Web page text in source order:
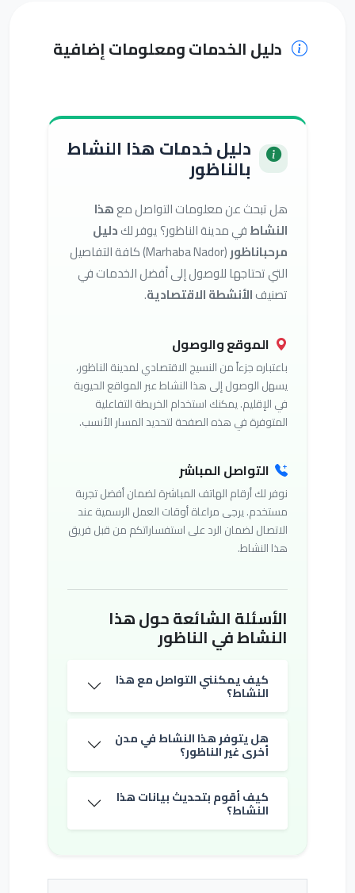
دليل الخدمات ومعلومات إضافية
دليل خدمات هذا النشاط
بالناظور
هل تبحث عن معلومات التواصل معهذا
النشاطفي مدينة الناظور؟ يوفر لكدليل
مرحباناظور
(Marhaba Nador) كافة التفاصيل
التي تحتاجها للوصول إلى أفضل الخدمات في
تصنيفالأنشطة الاقتصادية.
الموقع والوصول
باعتباره جزءاً من النسيج الاقتصادي لمدينة الناظور،
يسهل الوصول إلى هذا النشاط عبر المواقع الحيوية
في الإقليم. يمكنك استخدام الخريطة التفاعلية
المتوفرة في هذه الصفحة لتحديد المسار الأنسب.
التواصل المباشر
نوفر لك أرقام الهاتف المباشرة لضمان أفضل تجربة
مستخدم. يرجى مراعاة أوقات العمل الرسمية عند
الاتصال لضمان الرد على استفساراتكم من قبل فريق
هذا النشاط.
الأسئلة الشائعة حول هذا
النشاط في الناظور
كيف يمكنني التواصل مع هذا
النشاط؟
هل يتوفر هذا النشاط في مدن
أخرى غير الناظور؟
كيف أقوم بتحديث بيانات هذا
النشاط؟